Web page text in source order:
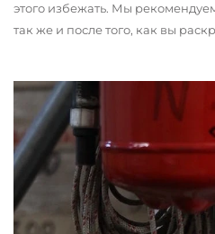
этого избежать. Мы
так же и после того, как вы